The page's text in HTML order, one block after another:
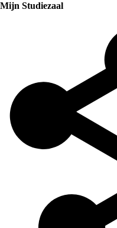
Mijn Studiezaal